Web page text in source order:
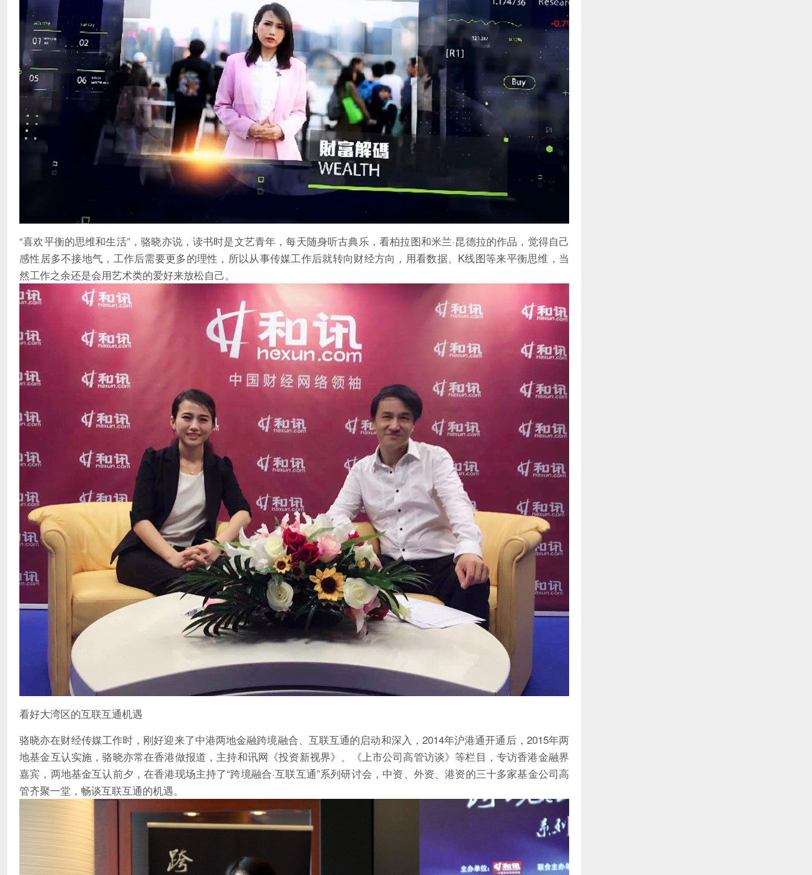
“喜欢平衡的思维和生活”，骆晓亦说，读书时是文艺青年，每天随身听古典乐，看柏拉图和米兰·昆德拉的作品，觉得自己
感性居多不接地气，工作后需要更多的理性，所以从事传媒工作后就转向财经方向，用看数据、K线图等来平衡思维，当
然工作之余还是会用艺术类的爱好来放松自己。
看好大湾区的互联互通机遇
骆晓亦在财经传媒工作时，刚好迎来了中港两地金融跨境融合、互联互通的启动和深入，2014年沪港通开通后，2015年两
地基金互认实施，骆晓亦常在香港做报道，主持和讯网《投资新视界》、《上市公司高管访谈》等栏目，专访香港金融界
嘉宾，两地基金互认前夕，在香港现场主持了“跨境融合·互联互通”系列研讨会，中资、外资、港资的三十多家基金公司高
管齐聚一堂，畅谈互联互通的机遇。